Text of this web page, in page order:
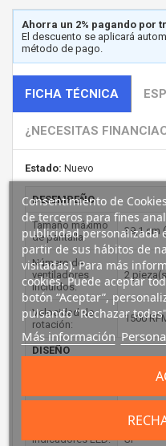
Ahorra un 2% pagando por
El descuento se aplicará
método de pago.
FICHA TÉCNICA
¿NECESITAS
Estado: Nuevo
DESEMPEÑO
Tamaño máximo
de pantalla:
39,1 cm
Número de
ventiladores
incluidos:
2
Velocidad de
rotación:
1500
DISEÑO
Gris,
Metal,
Indicadores LED: Si
Consentimiento de
de terceros para fines
publicidad personalizada
partir de sus hábitos de
visitadas). Para más
cookies. Puede aceptar
botón “Aceptar”,
pulsando "Rechazar
Más información